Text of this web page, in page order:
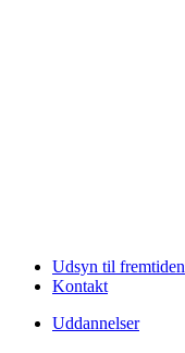
Udsyn til fremtiden
Kontakt
Uddannelser